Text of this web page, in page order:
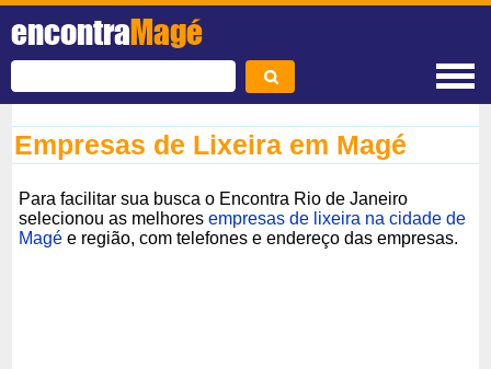
encontraMagé
Empresas de Lixeira em Magé
Para facilitar sua busca o Encontra Rio de Janeiro
selecionou as melhoresempresas de lixeira na cidade de
Magé e região, com telefones e endereço das empresas.